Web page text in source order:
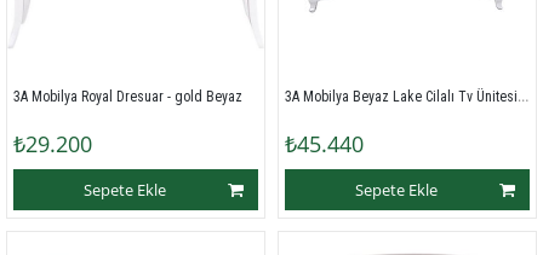
3A Mobilya Royal Dresuar - gold Beyaz
₺29.200
Sepete Ekle
3A Mobilya Beyaz Lake Cilalı Tv Ünitesi - Beyaz
₺45.440
Sepete Ekle